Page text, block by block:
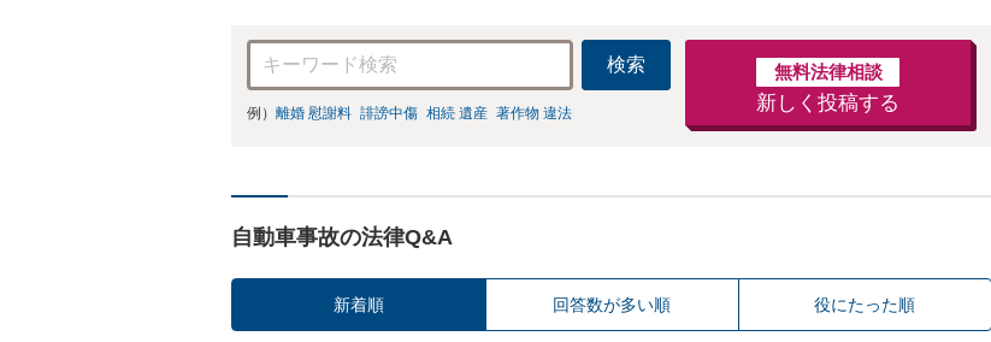
検索
例） 離婚 慰謝料 誹謗中傷 相続 遺産 著作物 違法
無料法律相談
新しく投稿する
自動車事故の法律Q&A
新着順 回答数が多い順 役にたった順